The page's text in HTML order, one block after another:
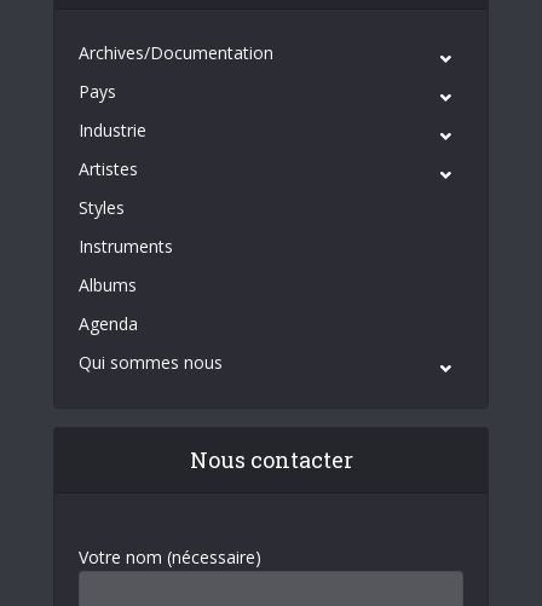
Archives/Documentation
Pays
Industrie
Artistes
Styles
Instruments
Albums
Agenda
Qui sommes nous
Nous contacter
Votre nom (nécessaire)